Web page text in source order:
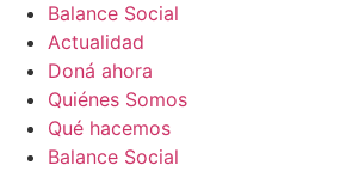
Balance Social
Actualidad
Doná ahora
Quiénes Somos
Qué hacemos
Balance Social